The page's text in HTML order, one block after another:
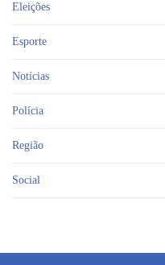
Eleições
Esporte
Notícias
Polícia
Região
Social